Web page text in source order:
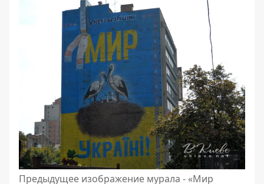
Предыдущее изображение мурала - «Мир